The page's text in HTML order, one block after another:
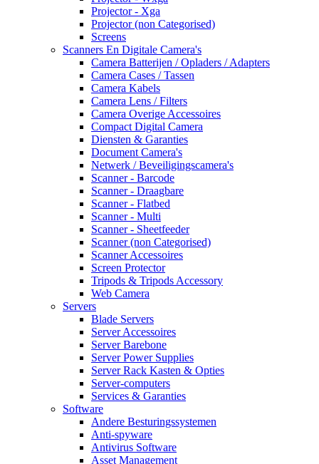
Projector - Xga
Projector (non Categorised)
Screens
Scanners En Digitale Camera's
Camera Batterijen / Opladers / Adapters
Camera Cases / Tassen
Camera Kabels
Camera Lens / Filters
Camera Overige Accessoires
Compact Digital Camera
Diensten & Garanties
Document Camera's
Netwerk / Beveiligingscamera's
Scanner - Barcode
Scanner - Draagbare
Scanner - Flatbed
Scanner - Multi
Scanner - Sheetfeeder
Scanner (non Categorised)
Scanner Accessoires
Screen Protector
Tripods & Tripods Accessory
Web Camera
Servers
Blade Servers
Server Accessoires
Server Barebone
Server Power Supplies
Server Rack Kasten & Opties
Server-computers
Services & Garanties
Software
Andere Besturingssystemen
Anti-spyware
Antivirus Software
Asset Management